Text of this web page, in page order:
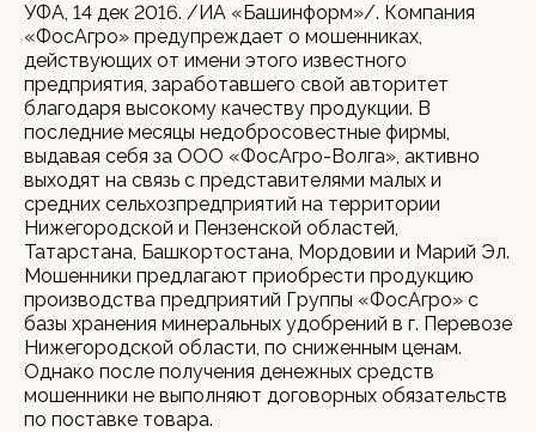
УФА, 14 дек 2016. /ИА «Башинформ»/. Компания
«ФосАгро» предупреждает о мошенниках,
действующих от имени этого известного
предприятия, заработавшего свой авторитет
благодаря высокому качеству продукции. В
последние месяцы недобросовестные фирмы,
выдавая себя за ООО «ФосАгро-Волга», активно
выходят на связь с представителями малых и
средних сельхозпредприятий на территории
Нижегородской и Пензенской областей,
Татарстана, Башкортостана, Мордовии и Марий Эл.
Мошенники предлагают приобрести продукцию
производства предприятий Группы «ФосАгро» с
базы хранения минеральных удобрений в г. Перевозе
Нижегородской области, по сниженным ценам.
Однако после получения денежных средств
мошенники не выполняют договорных обязательств
по поставке товара.